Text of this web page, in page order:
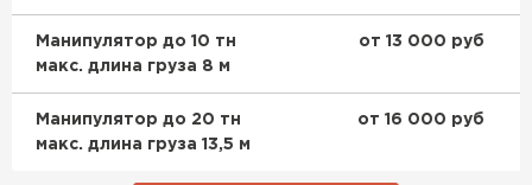
Манипулятор до 10 тн
макс. длина груза 8 м
от 13 000 руб
Манипулятор до 20 тн
макс. длина груза 13,5 м
от 16 000 руб